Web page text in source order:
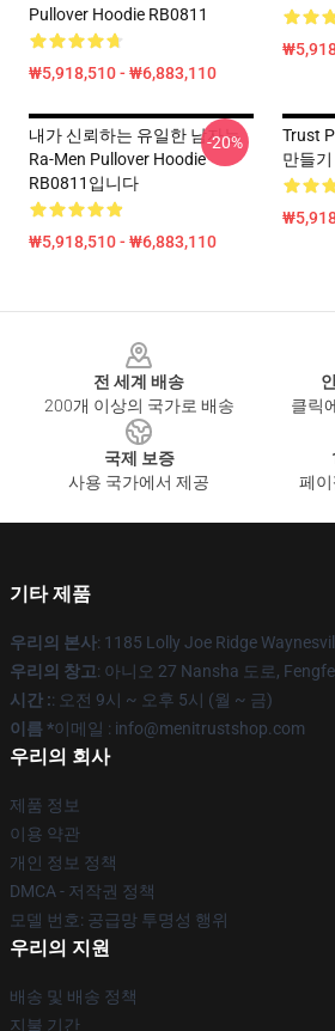
Pullover Hoodie RB0811
₩5,918,510 - ₩6,883,110
내가 신뢰하는 유일한 남자는
Ra-Men Pullover Hoodie
RB0811입니다
₩5,918,510 - ₩6,883,110
-20%
Trust
만들기
전 세계 배송
200개 이상의 국가로 배송
클릭
국제 보증
사용 국가에서 제공
페
기타 제품
우리의 본사: 1185 Lolly Joe Ridge
우리의 창고: 아니오 27 Nansha 도로,
시간 :: 오전 9시 ~ 오후 5시 (월 ~ 금)
이름 *이메일 : info@menitrustshop.com
우리의 회사
제품 정보
이용 약관
개인 정보 정책
DMCA - 저작권 정책
모델 번호: 공급망 투명성 행위
우리의 지원
배송 및 배송 정책
지불 기간